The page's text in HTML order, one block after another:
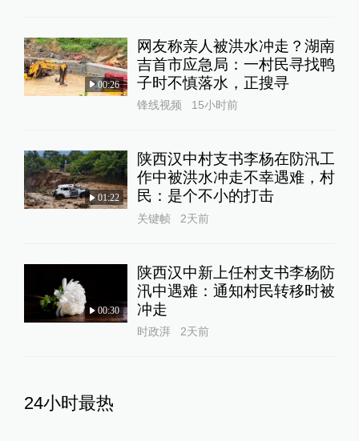
00:26
网友称亲人被洪水冲走？湖南
吉首市应急局：一村民寻找鸭
子时不慎落水，正搜寻
锋线视频 15小时前
01:22
陕西汉中村支书李杨在防汛工
作中被洪水冲走不幸遇难，村
民：是个不小的打击
关键帧 2天前
00:30
陕西汉中新上任村支书李杨防
汛中遇难：通知村民转移时被
冲走
时政湃 2天前
24小时最热